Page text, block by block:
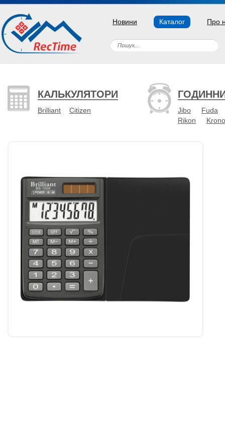
Новини Каталог Про
КАЛЬКУЛЯТОРИ
Brilliant Citizen Jibo
Fuda
Rikon